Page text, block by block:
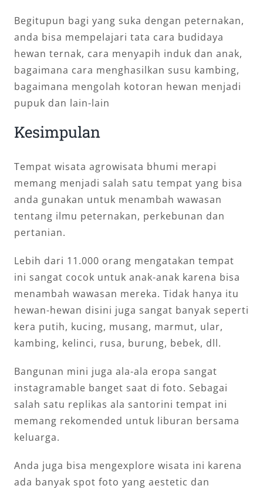
Begitupun bagi yang suka dengan peternakan,
anda bisa mempelajari tata cara budidaya
hewan ternak, cara menyapih induk dan anak,
bagaimana cara menghasilkan susu kambing,
bagaimana mengolah kotoran hewan menjadi
pupuk dan lain-lain
Kesimpulan
Tempat wisata agrowisata bhumi merapi
memang menjadi salah satu tempat yang bisa
anda gunakan untuk menambah wawasan
tentang ilmu peternakan, perkebunan dan
pertanian.
Lebih dari 11.000 orang mengatakan tempat
ini sangat cocok untuk anak-anak karena bisa
menambah wawasan mereka. Tidak hanya itu
hewan-hewan disini juga sangat banyak seperti
kera putih, kucing, musang, marmut, ular,
kambing, kelinci, rusa, burung, bebek, dll.
Bangunan mini juga ala-ala eropa sangat
instagramable banget saat di foto. Sebagai
salah satu replikas ala santorini tempat ini
memang rekomended untuk liburan bersama
keluarga.
Anda juga bisa mengexplore wisata ini karena
ada banyak spot foto yang aestetic dan